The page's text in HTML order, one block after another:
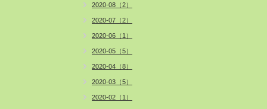
2020-08（2）
2020-07（2）
2020-06（1）
2020-05（5）
2020-04（8）
2020-03（5）
2020-02（1）